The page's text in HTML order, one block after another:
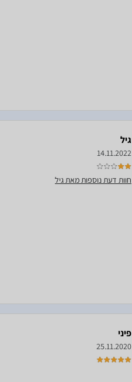
גיל
14.11.2022
חוות דעת נוספות מאת גיל
פיני
25.11.2020